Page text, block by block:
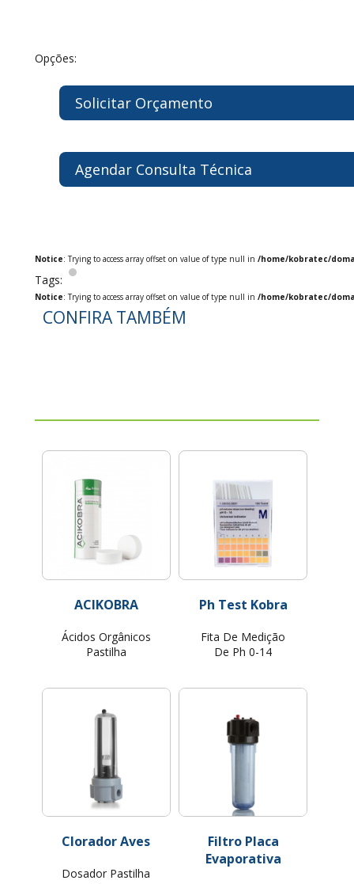
Opções:
Solicitar Orçamento
Agendar Consulta Técnica
Notice: Trying to access array offset on value of type null in /home/kobratec/
Tags:
Notice: Trying to access array offset on value of type null in /home/kobratec/
CONFIRA TAMBÉM
ACIKOBRA
Ácidos Orgânicos
Pastilha
Ph Test Kobra
Fita De Medição
De Ph 0-14
Clorador Aves
Dosador Pastilha
Filtro Placa
Evaporativa